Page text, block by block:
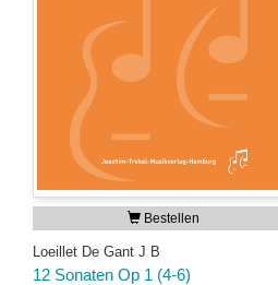
Bestellen
Loeillet De Gant J B
12 Sonaten Op 1 (4-6)